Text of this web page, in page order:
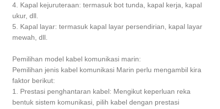
4. Kapal kejuruteraan: termasuk bot tunda, kapal kerja, kapal
ukur, dll.
5. Kapal layar: termasuk kapal layar persendirian, kapal layar
mewah, dll.
Pemilihan model kabel komunikasi marin:
Pemilihan jenis kabel komunikasi Marin perlu mengambil kira
faktor berikut:
1. Prestasi penghantaran kabel: Mengikut keperluan reka
bentuk sistem komunikasi, pilih kabel dengan prestasi